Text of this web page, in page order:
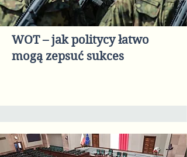
WOT – jak politycy łatwo
mogą zepsuć sukces